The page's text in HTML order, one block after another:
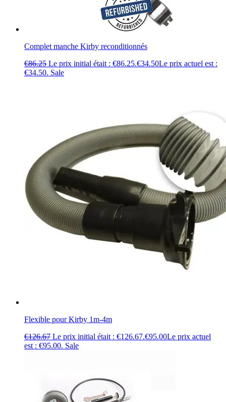
Complet manche Kirby reconditionnés
€86.25 Le prix initial était : €86.25.€34.50Le prix actuel est :
€34.50. Sale
Flexible pour Kirby 1m-4m
€126.67 Le prix initial était : €126.67.€95.00Le prix actuel
est : €95.00. Sale